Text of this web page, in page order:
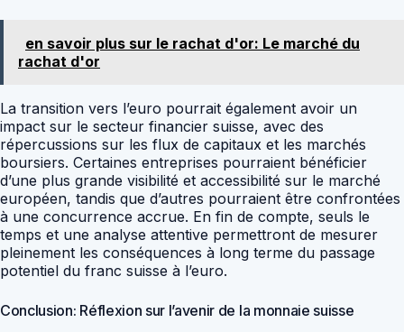
en savoir plus sur le rachat d'or: Le marché du
rachat d'or
La transition vers l’euro pourrait également avoir un
impact sur le secteur financier suisse, avec des
répercussions sur les flux de capitaux et les marchés
boursiers. Certaines entreprises pourraient bénéficier
d’une plus grande visibilité et accessibilité sur le marché
européen, tandis que d’autres pourraient être confrontées
à une concurrence accrue. En fin de compte, seuls le
temps et une analyse attentive permettront de mesurer
pleinement les conséquences à long terme du passage
potentiel du franc suisse à l’euro.
Conclusion: Réflexion sur l’avenir de la monnaie suisse